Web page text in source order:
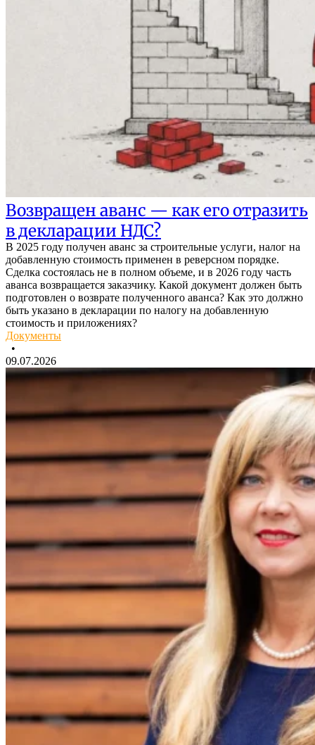
Возвращен аванс — как его отразить
в декларации НДС?
В 2025 году получен аванс за строительные услуги, налог на
добавленную стоимость применен в реверсном порядке.
Сделка состоялась не в полном объеме, и в 2026 году часть
аванса возвращается заказчику. Какой документ должен быть
подготовлен о возврате полученного аванса? Как это должно
быть указано в декларации по налогу на добавленную
стоимость и приложениях?
Документы
•
09.07.2026